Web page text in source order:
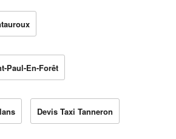
Paul-En-Forêt
Devis Taxi Tanneron